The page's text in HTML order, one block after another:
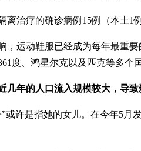
的确诊病例15例（本土1例，
鞋服已经成为每年最重要的
度、鸿星尔克以及匹克等多个
几年的人口流入规模较大，导
指她的女儿。在今年5月发布